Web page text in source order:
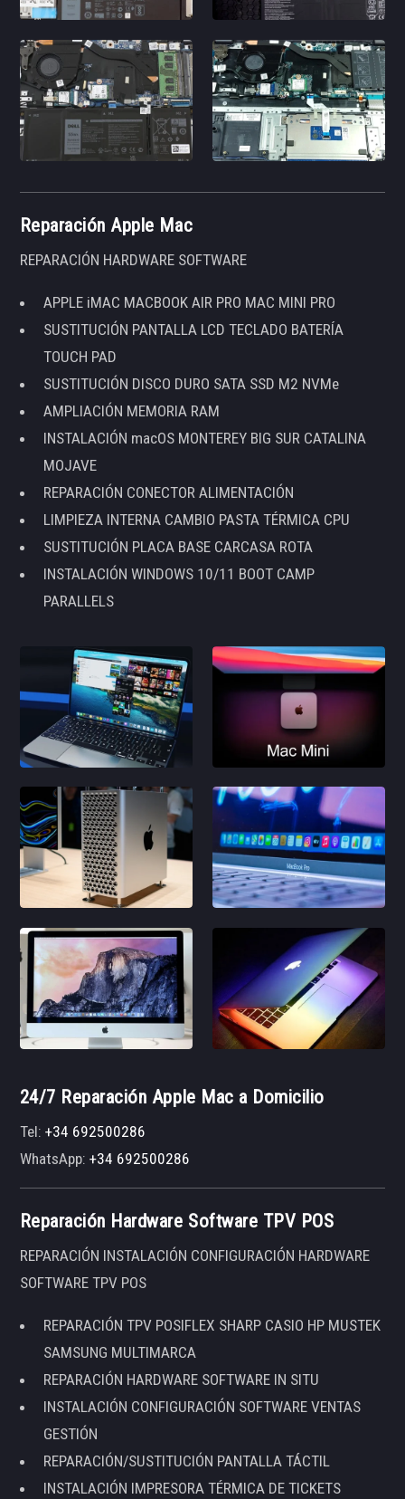
Reparación Apple Mac
REPARACIÓN HARDWARE SOFTWARE
APPLE iMAC MACBOOK AIR PRO MAC MINI PRO
SUSTITUCIÓN PANTALLA LCD TECLADO BATERÍA
TOUCH PAD
SUSTITUCIÓN DISCO DURO SATA SSD M2 NVMe
AMPLIACIÓN MEMORIA RAM
INSTALACIÓN macOS MONTEREY BIG SUR CATALINA
MOJAVE
REPARACIÓN CONECTOR ALIMENTACIÓN
LIMPIEZA INTERNA CAMBIO PASTA TÉRMICA CPU
SUSTITUCIÓN PLACA BASE CARCASA ROTA
INSTALACIÓN WINDOWS 10/11 BOOT CAMP
PARALLELS
24/7 Reparación Apple Mac a Domicilio
Tel:+34 692500286
WhatsApp:+34 692500286
Reparación Hardware Software TPV POS
REPARACIÓN INSTALACIÓN CONFIGURACIÓN HARDWARE
SOFTWARE TPV POS
REPARACIÓN TPV POSIFLEX SHARP CASIO HP MUSTEK
SAMSUNG MULTIMARCA
REPARACIÓN HARDWARE SOFTWARE IN SITU
INSTALACIÓN CONFIGURACIÓN SOFTWARE VENTAS
GESTIÓN
REPARACIÓN/SUSTITUCIÓN PANTALLA TÁCTIL
INSTALACIÓN IMPRESORA TÉRMICA DE TICKETS